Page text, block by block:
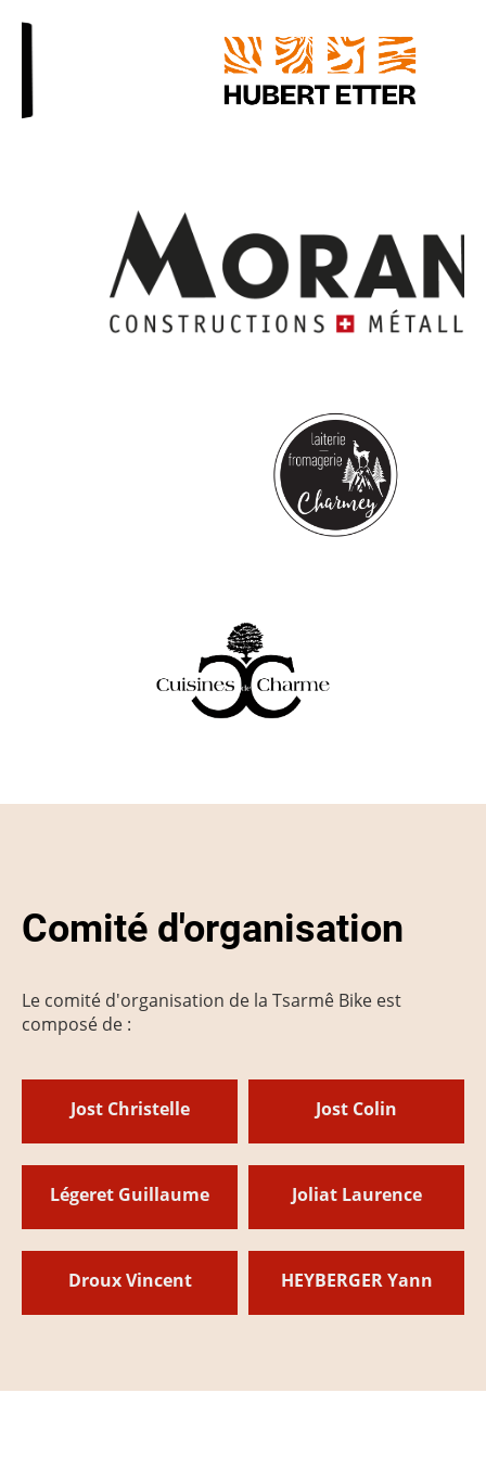
Comité d'organisation
Le comité d'organisation de la Tsarmê Bike est
composé de :
Jost Christelle Jost Colin
Légeret Guillaume Joliat Laurence
Droux Vincent HEYBERGER Yann